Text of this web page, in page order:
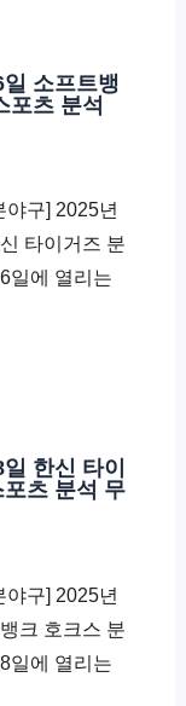
소프트뱅
포츠 분석
야구] 2025년
타이거즈 분
일에 열리는
한신 타이
츠 분석 무
야구] 2025년
크 호크스 분
일에 열리는